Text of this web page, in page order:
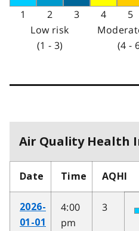
1 2 3 4 5
Low risk
(1 - 3)
(4 -
Air Quality Health
Date Time AQHI
2026-
01-01
4:00
pm
3